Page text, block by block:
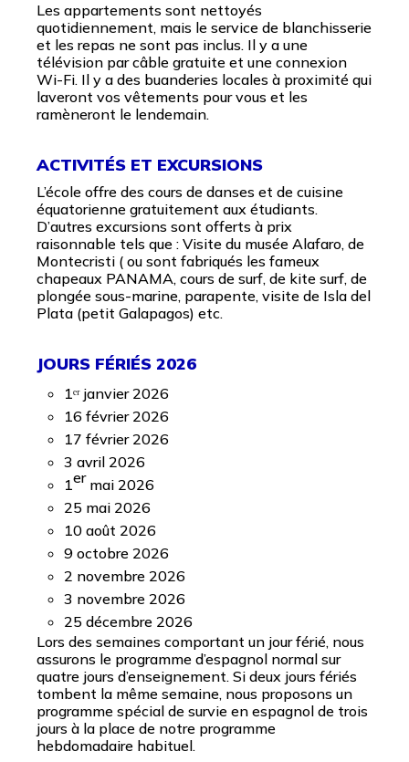
Les appartements sont nettoyés
quotidiennement, mais le service de blanchisserie
et les repas ne sont pas inclus. Il y a une
télévision par câble gratuite et une connexion
Wi-Fi. Il y a des buanderies locales à proximité qui
laveront vos vêtements pour vous et les
ramèneront le lendemain.
ACTIVITÉS ET EXCURSIONS
L’école offre des cours de danses et de cuisine
équatorienne gratuitement aux étudiants.
D’autres excursions sont offerts à prix
raisonnable tels que : Visite du musée Alafaro, de
Montecristi ( ou sont fabriqués les fameux
chapeaux PANAMA, cours de surf, de kite surf, de
plongée sous-marine, parapente, visite de Isla del
Plata (petit Galapagos) etc.
JOURS FÉRIÉS 2026
1ᵉʳ janvier 2026
16 février 2026
17 février 2026
3 avril 2026
1er mai 2026
25 mai 2026
10 août 2026
9 octobre 2026
2 novembre 2026
3 novembre 2026
25 décembre 2026
Lors des semaines comportant un jour férié, nous
assurons le programme d’espagnol normal sur
quatre jours d’enseignement. Si deux jours fériés
tombent la même semaine, nous proposons un
programme spécial de survie en espagnol de trois
jours à la place de notre programme
hebdomadaire habituel.